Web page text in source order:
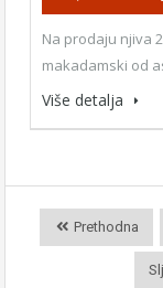
Na prodaju njiva
makadamski od
Više detalja
Prethodna